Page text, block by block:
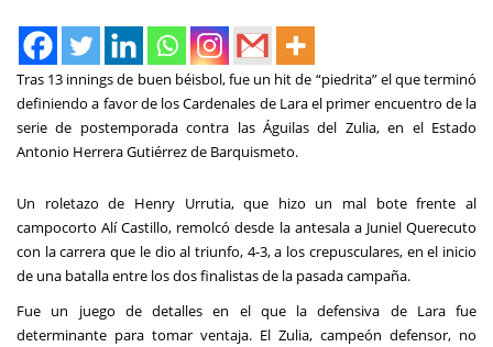
Tras 13 innings de buen béisbol, fue un hit de “piedrita” el que terminó
definiendo a favor de los Cardenales de Lara el primer encuentro de la
serie de postemporada contra las Águilas del Zulia, en el Estado
Antonio Herrera Gutiérrez de Barquismeto.
Un roletazo de Henry Urrutia, que hizo un mal bote frente al
campocorto Alí Castillo, remolcó desde la antesala a Juniel Querecuto
con la carrera que le dio al triunfo, 4-3, a los crepusculares, en el inicio
de una batalla entre los dos finalistas de la pasada campaña.
Fue un juego de detalles en el que la defensiva de Lara fue
determinante para tomar ventaja. El Zulia, campeón defensor, no